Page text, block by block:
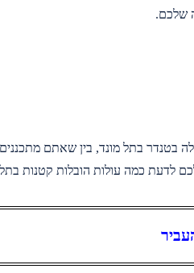
שלכם.
בטנדר בתל מונד, בין שאתם
לדעת כמה עולות הובלות קטנות